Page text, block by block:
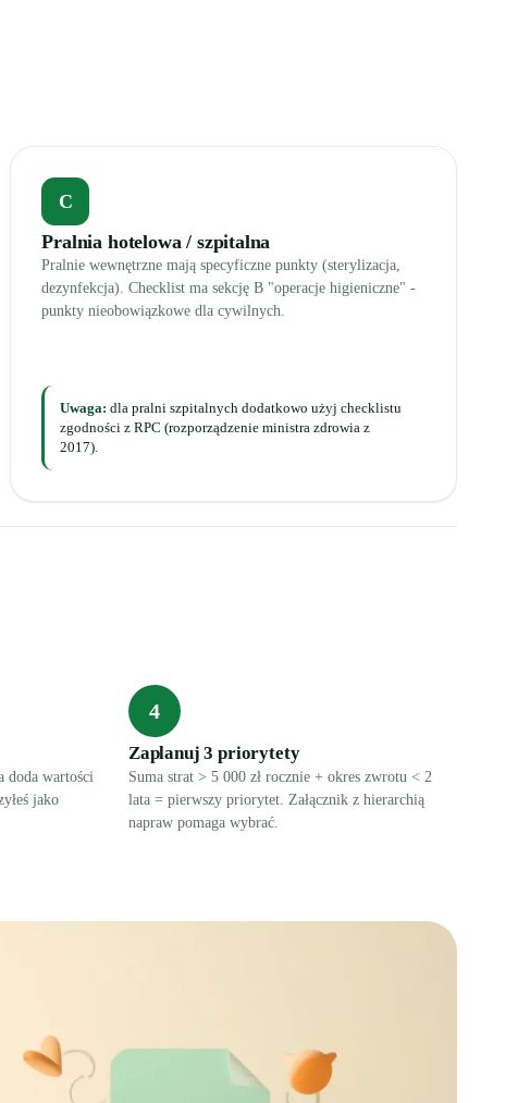
C
Pralnia hotelowa / szpitalna
Pralnie wewnętrzne mają specyficzne punkty (sterylizacja,
dezynfekcja). Checklist ma sekcję B "operacje higieniczne" -
punkty nieobowiązkowe dla cywilnych.
Uwaga: dla pralni szpitalnych dodatkowo użyj checklistu
zgodności z RPC (rozporządzenie ministra zdrowia z
2017).
doda wartości
jako
4
Zaplanuj 3 priorytety
Suma strat > 5 000 zł rocznie + okres zwrotu < 2
lata = pierwszy priorytet. Załącznik z hierarchią
napraw pomaga wybrać.